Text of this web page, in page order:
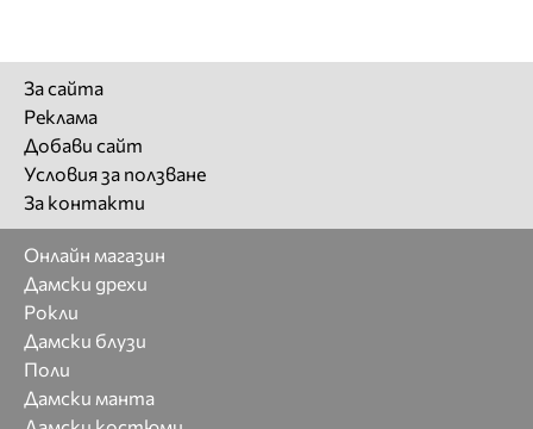
За сайта
Реклама
Добави сайт
Условия за ползване
За контакти
Онлайн магазин
Дамски дрехи
Рокли
Дамски блузи
Поли
Дамски манта